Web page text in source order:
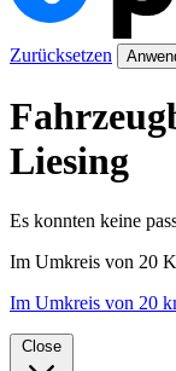
Zurücksetzen
Liesing
Es konnten keine
Im Umkreis von 20
Im Umkreis von 20
Close